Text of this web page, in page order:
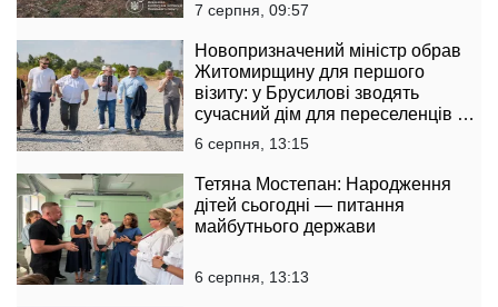
7 серпня, 09:57
Новопризначений міністр обрав
Житомирщину для першого
візиту: у Брусилові зводять
сучасний дім для переселенців за
підтримки Естонії
6 серпня, 13:15
Тетяна Мостепан: Народження
дітей сьогодні — питання
майбутнього держави
6 серпня, 13:13